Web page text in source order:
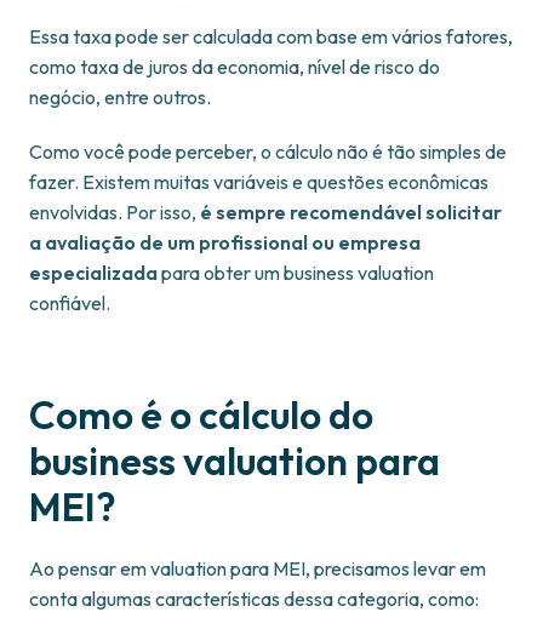
Essa taxa pode ser calculada com base em vários fatores,
como taxa de juros da economia, nível de risco do
negócio, entre outros.
Como você pode perceber, o cálculo não é tão simples de
fazer. Existem muitas variáveis e questões econômicas
envolvidas. Por isso, é sempre recomendável solicitar
a avaliação de um profissional ou empresa
especializadapara obter um business valuation
confiável.
Como é o cálculo do
business valuation para
MEI?
Ao pensar em valuation para MEI, precisamos levar em
conta algumas características dessa categoria, como: